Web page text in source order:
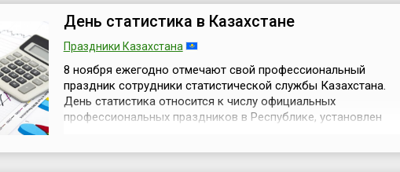
конфликт в Нагорном Карабахе, начавшийся...
День статистика в Казахстане
Праздники Казахстана
8 ноября ежегодно отмечают свой профессиональный
праздник сотрудники статистической службы Казахстана.
День статистика относится к числу официальных
профессиональных праздников в Республике, установлен